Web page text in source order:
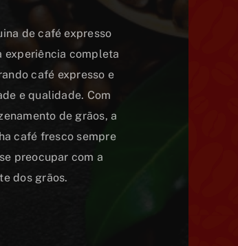
de café expresso
experiência completa
café expresso e
e qualidade. Com
de grãos, a
café fresco sempre
preocupar com a
dos grãos.